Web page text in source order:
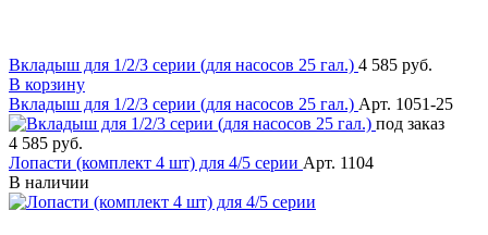
Вкладыш для 1/2/3 серии (для насосов 25 гал.) 4 585 руб.
В корзину
Вкладыш для 1/2/3 серии (для насосов 25 гал.) Арт. 1051-25
под заказ
4 585 руб.
Лопасти (комплект 4 шт) для 4/5 серии Арт. 1104
В наличии